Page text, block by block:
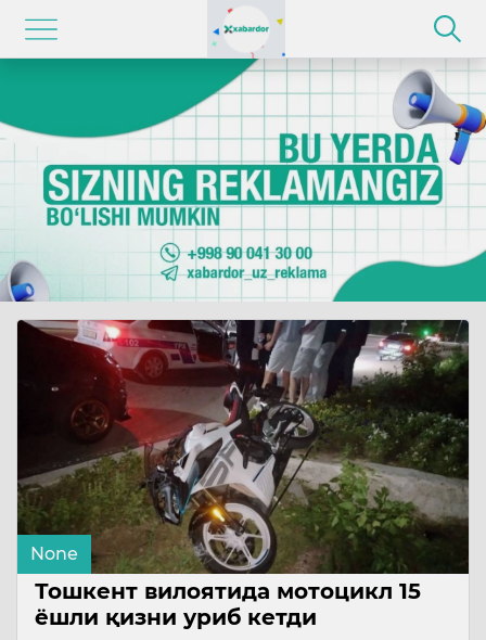
None
Тошкент вилоятида мотоцикл 15
ёшли қизни уриб кетди